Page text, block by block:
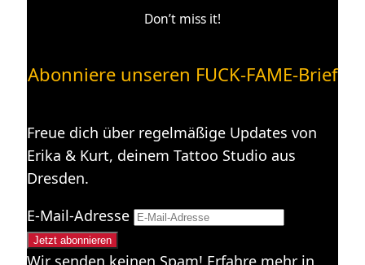
Don’t miss it!
Abonniere unseren FUCK-FAME-Brief
Freue dich über regelmäßige Updates von
Erika & Kurt, deinem Tattoo Studio aus
Dresden.
E-Mail-Adresse
Wir senden keinen Spam! Erfahre mehr in